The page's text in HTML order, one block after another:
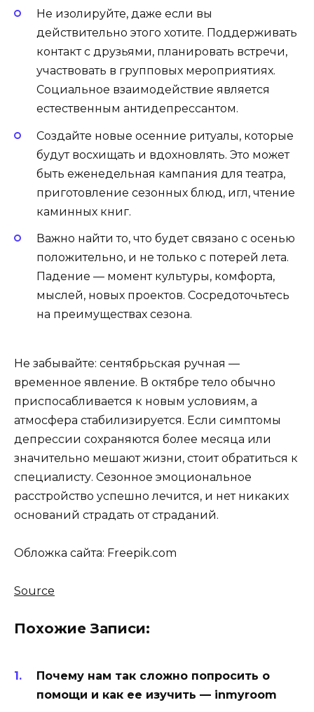
Не изолируйте, даже если вы
действительно этого хотите. Поддерживать
контакт с друзьями, планировать встречи,
участвовать в групповых мероприятиях.
Социальное взаимодействие является
естественным антидепрессантом.
Создайте новые осенние ритуалы, которые
будут восхищать и вдохновлять. Это может
быть еженедельная кампания для театра,
приготовление сезонных блюд, игл, чтение
каминных книг.
Важно найти то, что будет связано с осенью
положительно, и не только с потерей лета.
Падение — момент культуры, комфорта,
мыслей, новых проектов. Сосредоточьтесь
на преимуществах сезона.
Не забывайте: сентябрьская ручная —
временное явление. В октябре тело обычно
приспосабливается к новым условиям, а
атмосфера стабилизируется. Если симптомы
депрессии сохраняются более месяца или
значительно мешают жизни, стоит обратиться к
специалисту. Сезонное эмоциональное
расстройство успешно лечится, и нет никаких
оснований страдать от страданий.
Обложка сайта: Freepik.com
Source
Похожие Записи:
Почему нам так сложно попросить о
помощи и как ее изучить — inmyroom